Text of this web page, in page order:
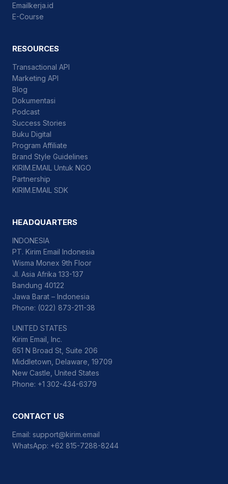
Emailkerja.id
E-Course
RESOURCES
Transactional API
Marketing API
Blog
Dokumentasi
Podcast
Success Stories
Buku Digital
Program Affiliate
Brand Style Guidelines
KIRIM.EMAIL Untuk NGO
Partnership
KIRIM.EMAIL SDK
HEADQUARTERS
INDONESIA
PT. Kirim Email Indonesia
Wisma Monex 9th Floor
Jl. Asia Afrika 133-137
Bandung 40122
Jawa Barat – Indonesia
Phone: (022) 873-211-38
UNITED STATES
Kirim Email, Inc.
651 N Broad St, Suite 206
Middletown, Delaware, 19709
New Castle, United States
Phone: +1 302-434-6379
CONTACT US
Email: support@kirim.email
WhatsApp: +62 815-7288-8244